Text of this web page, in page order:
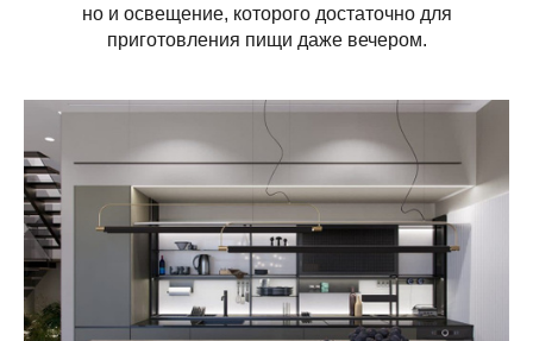
но и освещение, которого достаточно для
приготовления пищи даже вечером.